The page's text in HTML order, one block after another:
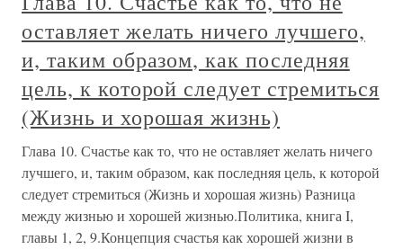
оставляет желать ничего лучшего,
и, таким образом, как последняя
цель, к которой следует стремиться
(Жизнь и хорошая жизнь)
Глава 10. Счастье как то, что не оставляет желать ничего
лучшего, и, таким образом, как последняя цель, к которой
следует стремиться (Жизнь и хорошая жизнь) Разница
между жизнью и хорошей жизнью.Политика, книга I,
главы 1, 2, 9.Концепция счастья как хорошей жизни в